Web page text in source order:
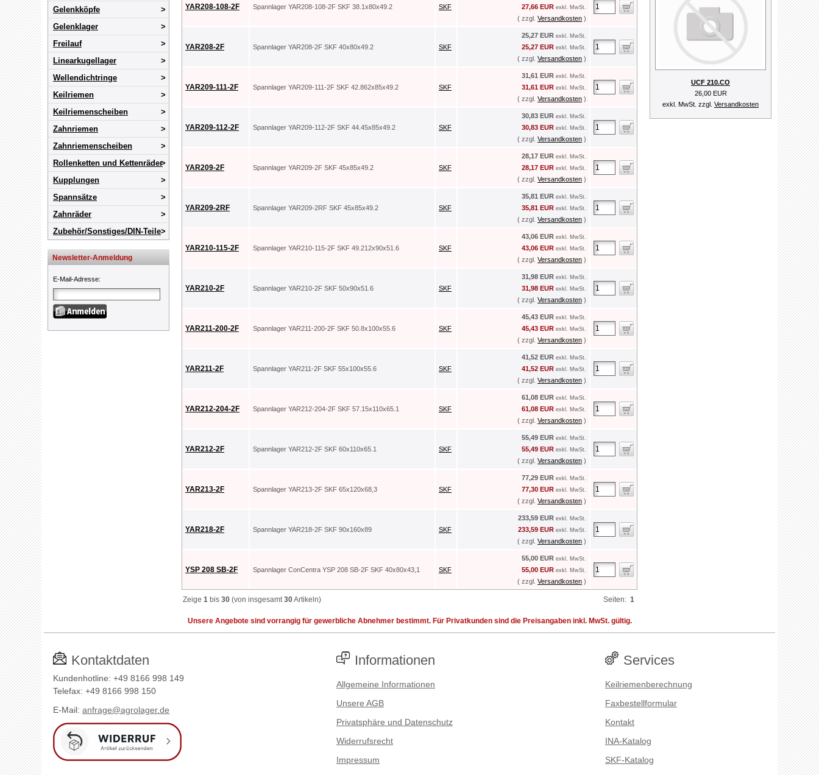
Gelenkköpfe
Gelenklager
Freilauf
Linearkugellager
Wellendichtringe
Keilriemen
Keilriemenscheiben
Zahnriemen
Zahnriemenscheiben
Rollenketten und Kettenräder
Kupplungen
Spannsätze
Zahnräder
Zubehör/Sonstiges/DIN-Teile
Newsletter-Anmeldung
E-Mail-Adresse:
YAR208-108-2F Spannlager YAR208-108-2F SKF 38.1x80x49.2 SKF 27,66 EUR exkl. MwSt.
( zzgl. Versandkosten )
YAR208-2F Spannlager YAR208-2F SKF 40x80x49.2 SKF
25,27 EUR exkl. MwSt.
25,27 EUR exkl. MwSt.
( zzgl. Versandkosten )
YAR209-111-2F Spannlager YAR209-111-2F SKF 42.862x85x49.2 SKF
31,61 EUR exkl. MwSt.
31,61 EUR exkl. MwSt.
( zzgl. Versandkosten )
YAR209-112-2F Spannlager YAR209-112-2F SKF 44.45x85x49.2 SKF
30,83 EUR exkl. MwSt.
30,83 EUR exkl. MwSt.
( zzgl. Versandkosten )
YAR209-2F Spannlager YAR209-2F SKF 45x85x49.2 SKF
28,17 EUR exkl. MwSt.
28,17 EUR exkl. MwSt.
( zzgl. Versandkosten )
YAR209-2RF Spannlager YAR209-2RF SKF 45x85x49.2 SKF
35,81 EUR exkl. MwSt.
35,81 EUR exkl. MwSt.
( zzgl. Versandkosten )
YAR210-115-2F Spannlager YAR210-115-2F SKF 49.212x90x51.6 SKF
43,06 EUR exkl. MwSt.
43,06 EUR exkl. MwSt.
( zzgl. Versandkosten )
YAR210-2F Spannlager YAR210-2F SKF 50x90x51.6 SKF
31,98 EUR exkl. MwSt.
31,98 EUR exkl. MwSt.
( zzgl. Versandkosten )
YAR211-200-2F Spannlager YAR211-200-2F SKF 50.8x100x55.6 SKF
45,43 EUR exkl. MwSt.
45,43 EUR exkl. MwSt.
( zzgl. Versandkosten )
YAR211-2F Spannlager YAR211-2F SKF 55x100x55.6 SKF
41,52 EUR exkl. MwSt.
41,52 EUR exkl. MwSt.
( zzgl. Versandkosten )
YAR212-204-2F Spannlager YAR212-204-2F SKF 57.15x110x65.1 SKF
61,08 EUR exkl. MwSt.
61,08 EUR exkl. MwSt.
( zzgl. Versandkosten )
YAR212-2F Spannlager YAR212-2F SKF 60x110x65.1 SKF
55,49 EUR exkl. MwSt.
55,49 EUR exkl. MwSt.
( zzgl. Versandkosten )
YAR213-2F Spannlager YAR213-2F SKF 65x120x68,3 SKF
77,29 EUR exkl. MwSt.
77,30 EUR exkl. MwSt.
( zzgl. Versandkosten )
YAR218-2F Spannlager YAR218-2F SKF 90x160x89 SKF
233,59 EUR exkl. MwSt.
233,59 EUR exkl. MwSt.
( zzgl. Versandkosten )
YSP 208 SB-2F Spannlager ConCentra YSP 208 SB-2F SKF 40x80x43,1 SKF
55,00 EUR exkl. MwSt.
55,00 EUR exkl. MwSt.
( zzgl. Versandkosten )
Zeige 1 bis 30 (von insgesamt30Artikeln) Seiten: 1
UCF 210.CO
26,00 EUR
exkl. MwSt. zzgl. Versandkosten
Unsere Angebote sind vorrangig für gewerbliche Abnehmer bestimmt. Für Privatkunden sind die Preisangaben inkl. MwSt. gültig.
Kontaktdaten
Kundenhotline: +49 8166 998 149
Telefax: +49 8166 998 150
E-Mail: anfrage@agrolager.de
Informationen
Allgemeine Informationen
Unsere AGB
Privatsphäre und Datenschutz
Widerrufsrecht
Impressum
Services
Keilriemenberechnung
Faxbestellformular
Kontakt
INA-Katalog
SKF-Katalog